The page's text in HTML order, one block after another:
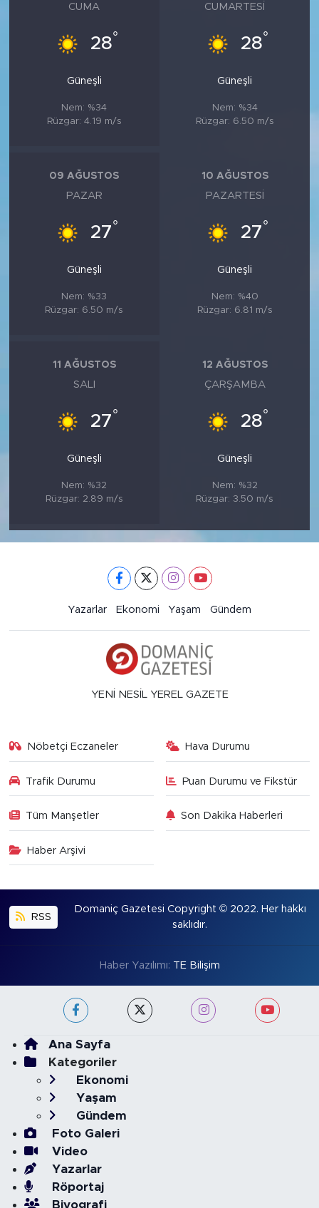
CUMA
28°
Güneşli
Nem: %34
Rüzgar: 4.19 m/s
CUMARTESI
28°
Güneşli
Nem: %34
Rüzgar: 6.50 m/s
09 AĞUSTOS
PAZAR
27°
Güneşli
Nem: %33
Rüzgar: 6.50 m/s
10 AĞUSTOS
PAZARTESI
27°
Güneşli
Nem: %40
Rüzgar: 6.81 m/s
11 AĞUSTOS
SALI
27°
Güneşli
Nem: %32
Rüzgar: 2.89 m/s
12 AĞUSTOS
ÇARŞAMBA
28°
Güneşli
Nem: %32
Rüzgar: 3.50 m/s
Yazarlar Ekonomi Yaşam Gündem
YENİ NESİL YEREL GAZETE
Nöbetçi Eczaneler Hava Durumu
Trafik Durumu Puan Durumu ve Fikstür
Tüm Manşetler Son Dakika Haberleri
Haber Arşivi
RSS
Domaniç Gazetesi Copyright © 2022. Her hakkı
saklıdır.
Haber Yazılımı: TE Bilişim
Ana Sayfa
Kategoriler
Ekonomi
Yaşam
Gündem
Foto Galeri
Video
Yazarlar
Röportaj
Biyografi